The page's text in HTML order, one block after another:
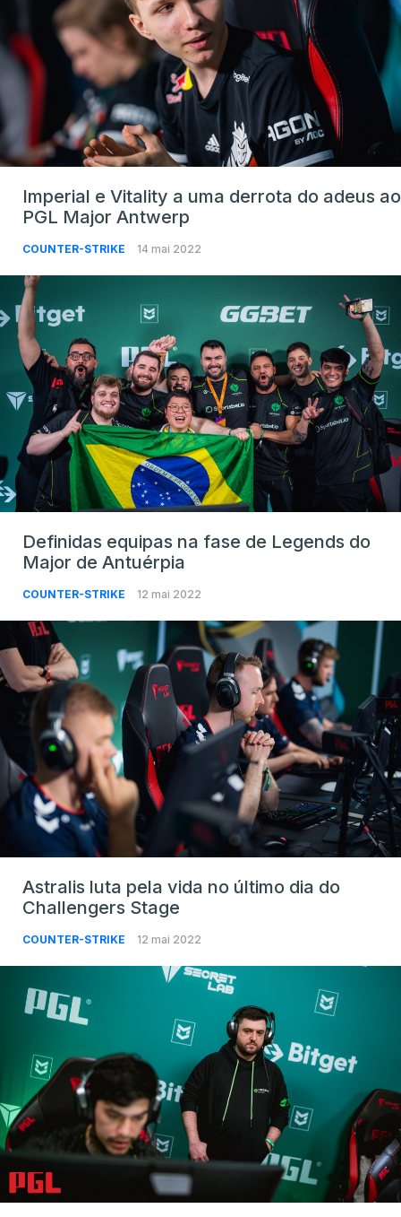
Imperial e Vitality a uma derrota do adeus ao
PGL Major Antwerp
COUNTER-STRIKE 14 mai 2022
Definidas equipas na fase de Legends do
Major de Antuérpia
COUNTER-STRIKE 12 mai 2022
Astralis luta pela vida no último dia do
Challengers Stage
COUNTER-STRIKE 12 mai 2022